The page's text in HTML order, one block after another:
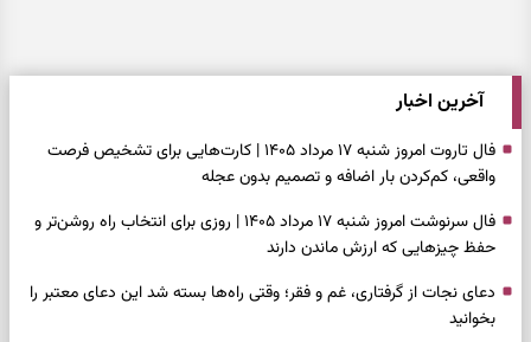
آخرین اخبار
فال تاروت امروز شنبه ۱۷ مرداد ۱۴۰۵ | کارت‌هایی برای تشخیص فرصت
واقعی، کم‌کردن بار اضافه و تصمیم بدون عجله
فال سرنوشت امروز شنبه ۱۷ مرداد ۱۴۰۵ | روزی برای انتخاب راه روشن‌تر و
حفظ چیزهایی که ارزش ماندن دارند
دعای نجات از گرفتاری، غم و فقر؛ وقتی راه‌ها بسته شد این دعای معتبر را
بخوانید